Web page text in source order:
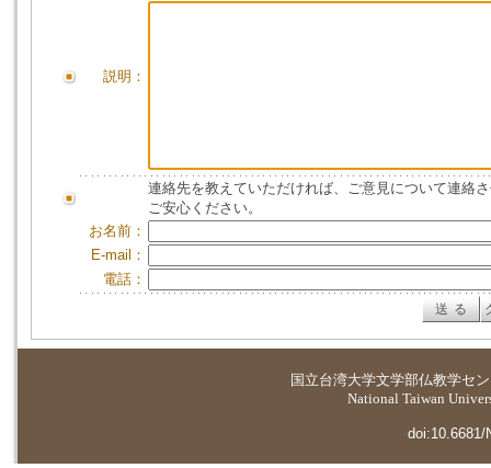
説明：
連絡先を教えていただければ、ご意見について連絡
ご安心ください。
お名前：
E-mail：
電話：
国立台湾大学文学部仏教学セ
National Taiwan
doi:10.6681/